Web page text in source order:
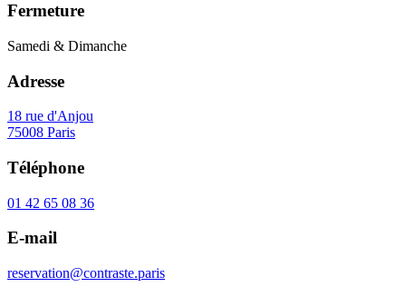
Fermeture
Samedi & Dimanche
Adresse
18 rue d'Anjou
75008 Paris
Téléphone
01 42 65 08 36
E-mail
reservation@contraste.paris